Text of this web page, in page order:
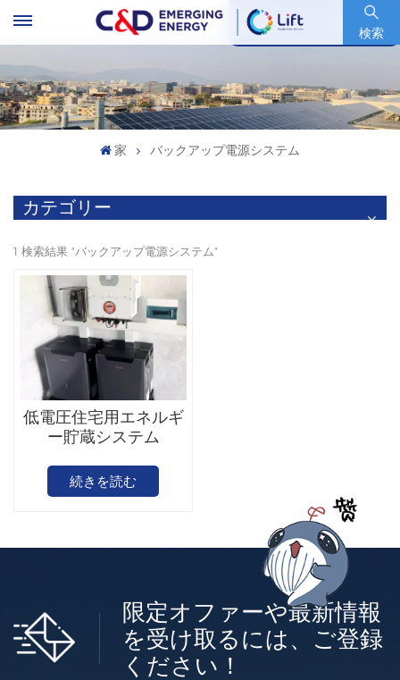
検索
銘柄コード : 600153.SH
家 バックアップ電源システム
カテゴリー
1 検索結果 "バックアップ電源システム"
低電圧住宅用エネルギ
ー貯蔵システム
続きを読む
限定オファーや最新情報
を受け取るには、ご登録
ください！